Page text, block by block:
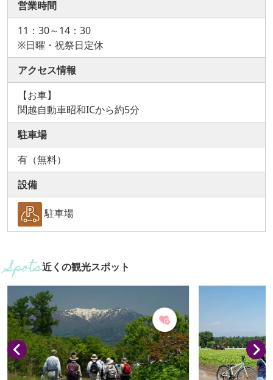
営業時間
11：30～14：30
※日曜・祝祭日定休
アクセス情報
【お車】
関越自動車昭和ICから約5分
駐車場
有（無料）
設備
駐車場
近くの観光スポット